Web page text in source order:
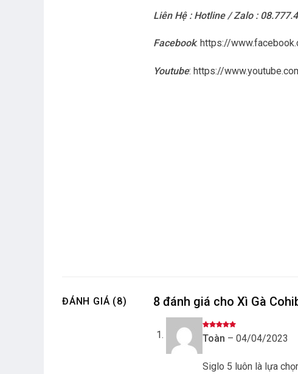
Liên Hệ : Hotline / Zalo :
Facebook: https://
Youtube: https://
ĐÁNH GIÁ (8) 8 đánh giá cho Xì Gà
Được xếp
hạng55
Toàn – 04/04/2023
Siglo 5 luôn là lựa